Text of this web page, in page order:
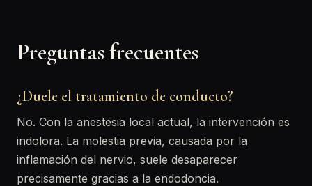
Preguntas frecuentes
¿Duele el tratamiento de conducto?
No. Con la anestesia local actual, la intervención es
indolora. La molestia previa, causada por la
inflamación del nervio, suele desaparecer
precisamente gracias a la endodoncia.